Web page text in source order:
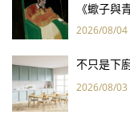
《蠍子與
2026/08/04
不只是下
2026/08/03